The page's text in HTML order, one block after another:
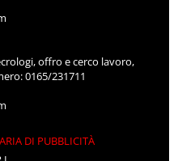
offro e cerco lavoro,
0165/231711
DI PUBBLICITÀ